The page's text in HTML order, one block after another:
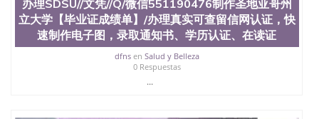
办理学历认证QQ微信551190476海外文凭认证办理
QQ微信551190476 圣何塞州立大学（San Jose State
University, 又译为“圣荷西州立大学”）成立于1857
年，简称SJSU，是加州历史悠久的大学之一，也是美
西地区的公立大学之一。位于圣何塞市San Jose中
心，占地154公顷。它是一所位于加利福尼亚州的著
名综合性公立大学，它以极高的就业率，全美名列前
办理SDSU//文凭//Q/微信551190476制作圣地亚哥州
立大学【毕业证成绩单】/办理真实可查留信网认证，快
速制作电子图，录取通知书、学历认证、在读证
dfnsen Salud y Belleza
0 Respuestas
...